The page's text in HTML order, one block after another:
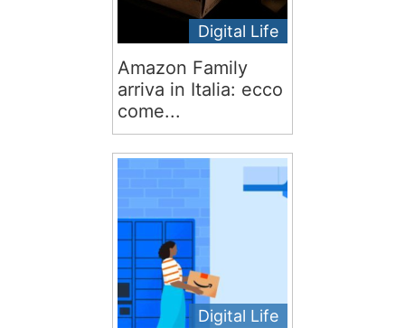
Digital Life
Amazon Family
arriva in Italia: ecco
come...
Digital Life